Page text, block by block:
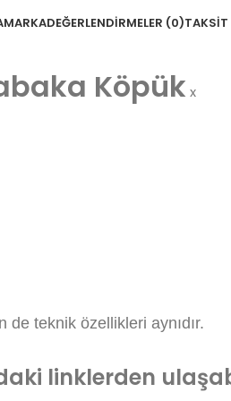
MARKADEĞERLENDIRMELER (0)TAKSIT
Köpük x
teknik özellikleri aynıdır.
linklerden